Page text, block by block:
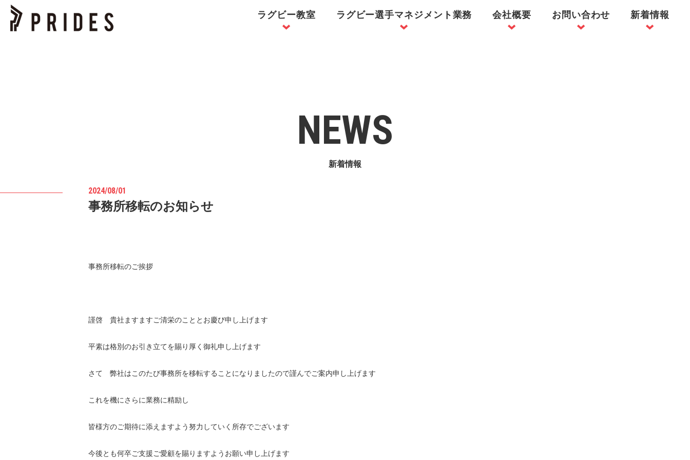
ラグビー教室 ラグビー選手マネジメント業務 会社概要 お問い合わせ 新着情報
NEWS
新着情報
2024/08/01
事務所移転のお知らせ
事務所移転のご挨拶
謹啓 貴社ますますご清栄のこととお慶び申し上げます
平素は格別のお引き立てを賜り厚く御礼申し上げます
さて 弊社はこのたび事務所を移転することになりましたので謹んでご案内申し上げます
これを機にさらに業務に精励し
皆様方のご期待に添えますよう努力していく所存でございます
今後とも何卒ご支援ご愛顧を賜りますようお願い申し上げます